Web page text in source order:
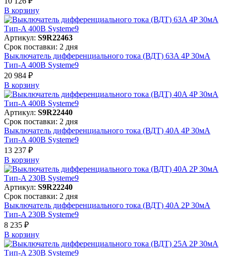
В корзинy
Артикул: S9R22463
Срок поставки: 2 дня
Выключатель дифференциального тока (ВДТ) 63A 4P 30мА
Тип-A 400В Systeme9
20 984 ₽
В корзинy
Артикул: S9R22440
Срок поставки: 2 дня
Выключатель дифференциального тока (ВДТ) 40A 4P 30мА
Тип-A 400В Systeme9
13 237 ₽
В корзинy
Артикул: S9R22240
Срок поставки: 2 дня
Выключатель дифференциального тока (ВДТ) 40A 2P 30мА
Тип-A 230В Systeme9
8 235 ₽
В корзинy